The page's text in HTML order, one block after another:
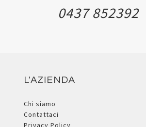
0437 852392
L'AZIENDA
Chi siamo
Contattaci
Privacy Policy